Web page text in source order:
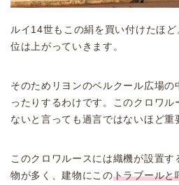
ルイ14世もこの絹を買い付けたほ
位は上がっていきます。
そのためリヨンのベルクール広場
ったりするわけです。このクロワル
ないと言っても過言ではないほど重
このクロワルースには織機が設置す
物が多く、建物にこのトラブールと